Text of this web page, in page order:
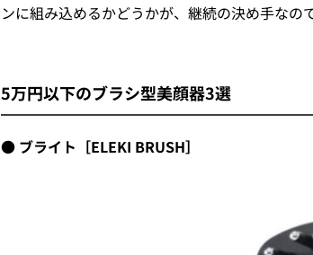
ンに組み込めるかどうかが、継続の決め手な
5万円以下のブラシ型美顔器3選
ブライト［ELEKI BRUSH］